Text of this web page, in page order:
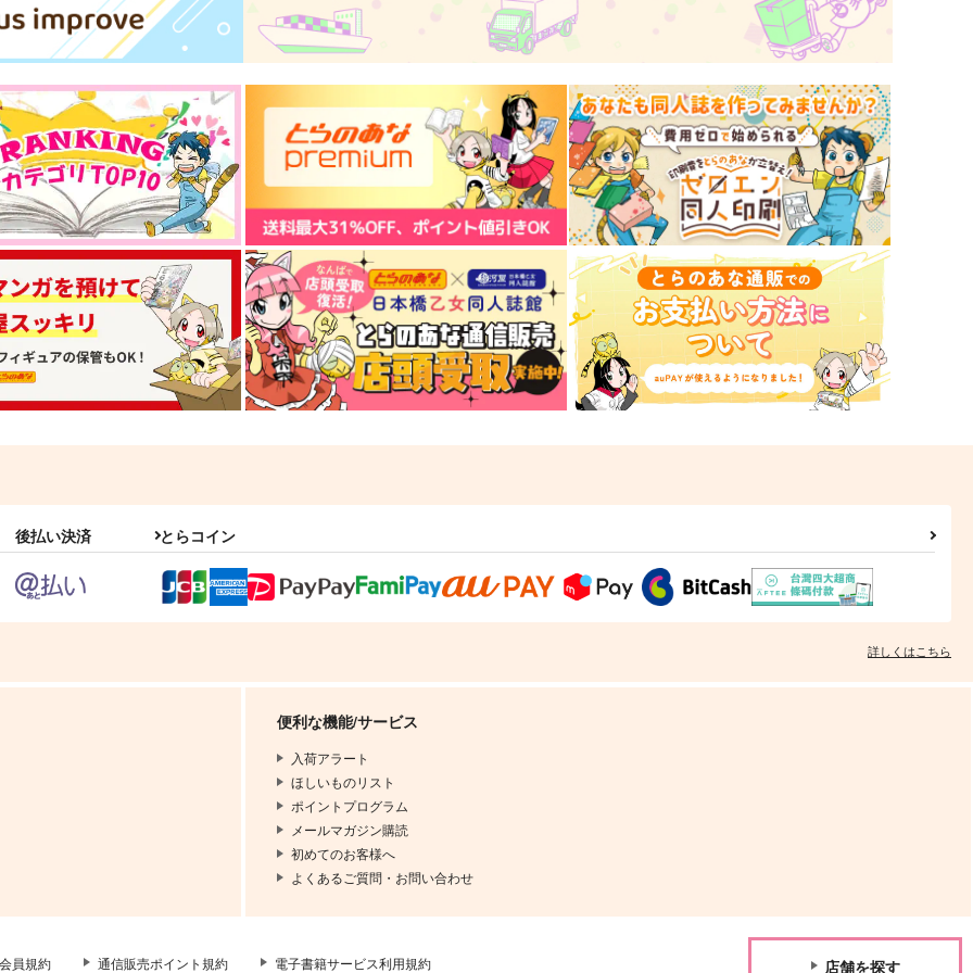
後払い決済 とらコイン
詳しくはこちら
便利な機能/サービス
入荷アラート
ほしいものリスト
ポイントプログラム
メールマガジン購読
初めてのお客様へ
よくあるご質問・お問い合わせ
員規約 通信販売ポイント規約
電子書籍サービス利用規約
店舗を探す